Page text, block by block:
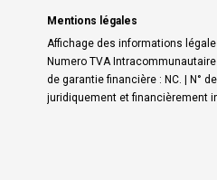
Mentions légales
Affichage des informations
Numero TVA
de garantie financière : NC. | N°
juridiquement et financièrement